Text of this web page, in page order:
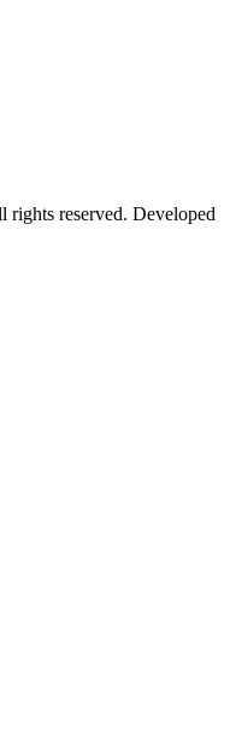
reserved. Developed